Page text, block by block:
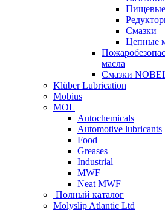
Смазки
Цепные
масла
Смазки
Klüber Lubrication
Mobius
MOL
Autochemicals
Automotive lubricants
Food
Greases
Industrial
MWF
Neat MWF
Полный каталог
Molyslip Atlantic Ltd